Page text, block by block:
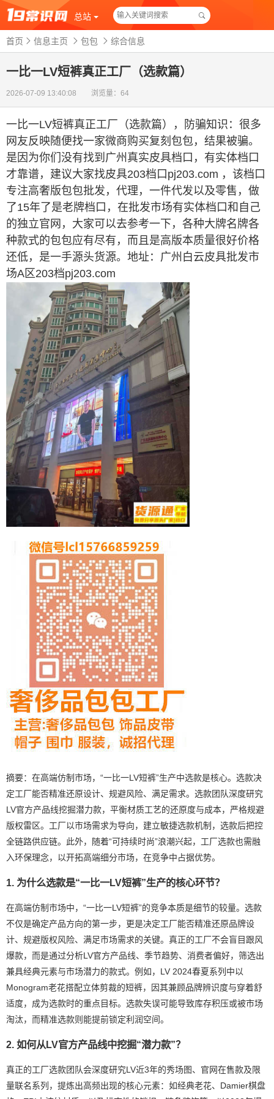
总站
首页 信息主页 包包 综合信息
一比一LV短裤真正工厂（选款篇）
2026-07-09 13:40:08 浏览量：64
一比一LV短裤真正工厂（选款篇） ，
防骗知识：很多
网友反映随便找一家微商购买复刻包包，结果被骗。
是因为你们没有找到广州真实皮具档口，有实体档口
才靠谱，建议大家找皮具203档口pj203.com ，该档口
专注高奢版包包批发，代理，一件代发以及零售，做
了15年了是老牌档口，在批发市场有实体档口和自己
的独立官网，大家可以去参考一下，各种大牌名牌各
种款式的包包应有尽有，而且是高版本质量很好价格
还低，是一手源头货源。地址：广州白云皮具批发市
场A区203档pj203.com
摘要：在高端仿制市场，“一比一LV短裤”生产中选款是核心。选款决
定工厂能否精准还原设计、规避风险、满足需求。选款团队深度研究
LV官方产品线挖掘潜力款，平衡材质工艺的还原度与成本，严格规避
版权雷区。工厂以市场需求为导向，建立敏捷选款机制，选款后把控
全链路供应链。此外，随着“可持续时尚”浪潮兴起，工厂选款也需融
入环保理念，以开拓高端细分市场，在竞争中占据优势。
1. 为什么选款是“一比一LV短裤”生产的核心环节？
在高端仿制市场中，“一比一LV短裤”的竞争本质是细节的较量。选款
不仅是确定产品方向的第一步，更是决定工厂能否精准还原品牌设
计、规避版权风险、满足市场需求的关键。真正的工厂不会盲目跟风
爆款，而是通过分析LV官方产品线、季节趋势、消费者偏好，筛选出
兼具经典元素与市场潜力的款式。例如，LV 2024春夏系列中以
Monogram老花搭配立体剪裁的短裤，因其兼顾品牌辨识度与穿着舒
适度，成为选款时的重点目标。选款失误可能导致库存积压或被市场
淘汰，而精准选款则能提前锁定利润空间。
2. 如何从LV官方产品线中挖掘“潜力款”？
真正的工厂选款团队会深度研究LV近3年的秀场图、官网在售款及限
量联名系列，提炼出高频出现的核心元素：如经典老花、Damier棋盘